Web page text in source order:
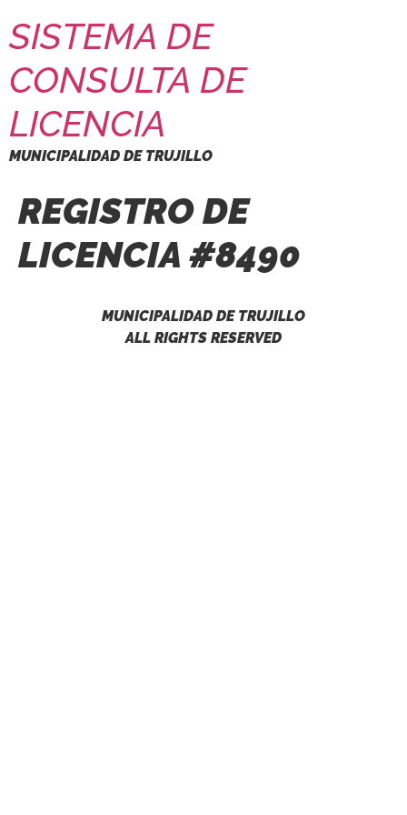
SISTEMA DE
CONSULTA DE
LICENCIA
MUNICIPALIDAD DE TRUJILLO
REGISTRO DE
LICENCIA #8490
MUNICIPALIDAD DE TRUJILLO
ALL RIGHTS RESERVED